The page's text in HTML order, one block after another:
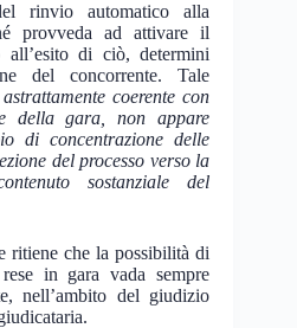
rinvio automatico alla
provveda ad attivare il
all’esito di ciò, determini
del concorrente. Tale
astrattamente coerente con
della gara, non appare
di concentrazione delle
del processo verso la
sostanziale del
ritiene che la possibilità di
in gara vada sempre
nell’ambito del giudizio